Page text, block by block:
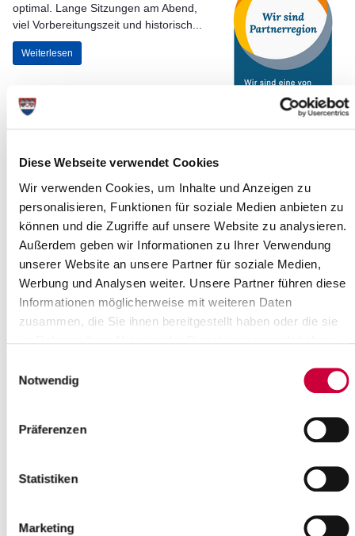
Diese Webseite verwendet Cookies
Wir verwenden Cookies, um Inhalte und Anzeigen zu
personalisieren, Funktionen für soziale Medien anbieten zu
können und die Zugriffe auf unsere Website zu analysieren.
Außerdem geben wir Informationen zu Ihrer Verwendung
unserer Website an unsere Partner für soziale Medien,
Werbung und Analysen weiter. Unsere Partner führen diese
Informationen möglicherweise mit weiteren Daten
zusammen, die Sie ihnen bereitgestellt haben oder die sie
Notwendig
Präferenzen
Statistiken
Marketing
optimal. Lange Sitzungen am Abend,
viel Vorbereitungszeit und historisch...
Weiterlesen
STADTRADELN STEINBURG - Auftakt
in St. Margarethen
12.05.22: Bei schönsten Fahrradwetter
trafen sich die Initiatoren des
diesjährigen STADTRADELNS unserer
Region in St. Margarethen, zum
gestalten Leuchttürme
14. Mai ein Banner am Bauzaun der
der...